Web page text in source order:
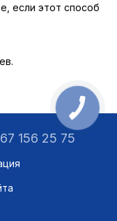
если этот способ
156 25 75